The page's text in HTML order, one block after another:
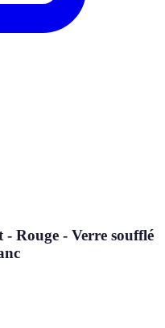
- Rouge - Verre soufflé